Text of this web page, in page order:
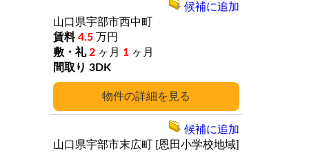
詳細
山口県宇部市西中町
4.5 万円
2 ヶ月 1 ヶ月
3DK
候補に追加
山口県宇部市末広町
[恩田小学校地域]
候補に追加